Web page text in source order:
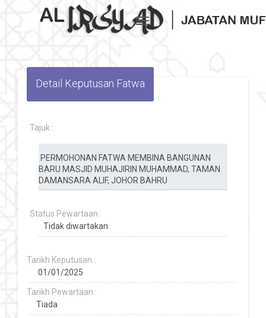
Toggle navigation
Detail Keputusan Fatwa
Tajuk :
Status Pewartaan :
Tarikh Keputusan :
Tarikh Pewartaan :